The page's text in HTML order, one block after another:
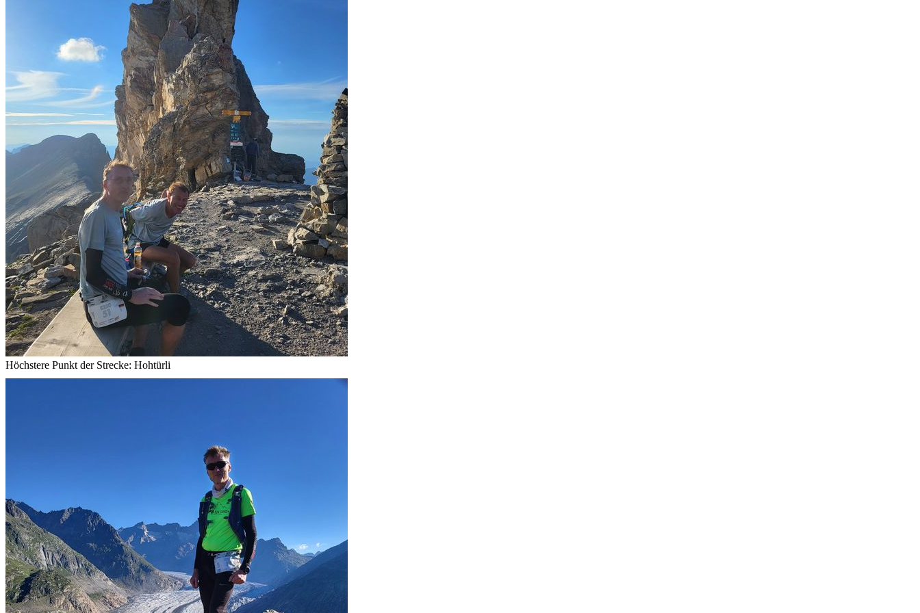
Höchstere Punkt der Strecke: Hohtürli